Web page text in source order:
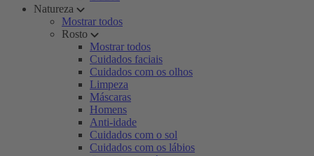
Natureza
Mostrar todos
Rosto
Mostrar todos
Cuidados faciais
Cuidados com os olhos
Limpeza
Máscaras
Homens
Anti-idade
Cuidados com o sol
Cuidados com os lábios